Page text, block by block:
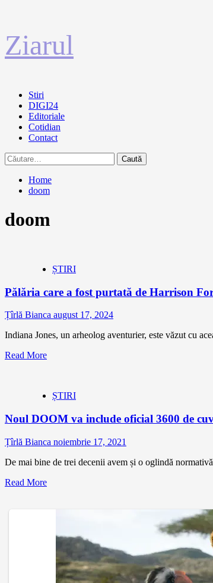
la
conținut
Ziarul
Primary
Menu
Stiri
DIGI24
Editoriale
Cotidian
Contact
Caută
după:
Home
doom
doom
ȘTIRI
Pălăria care a fost purtată de Harrison
Țîrlă Bianca august 17, 2024
Indiana Jones, un arheolog aventurier, este văzut cu
Read More
ȘTIRI
Noul DOOM va include oficial 3600 de
Țîrlă Bianca noiembrie 17, 2021
De mai bine de trei decenii avem și o oglindă
Read More